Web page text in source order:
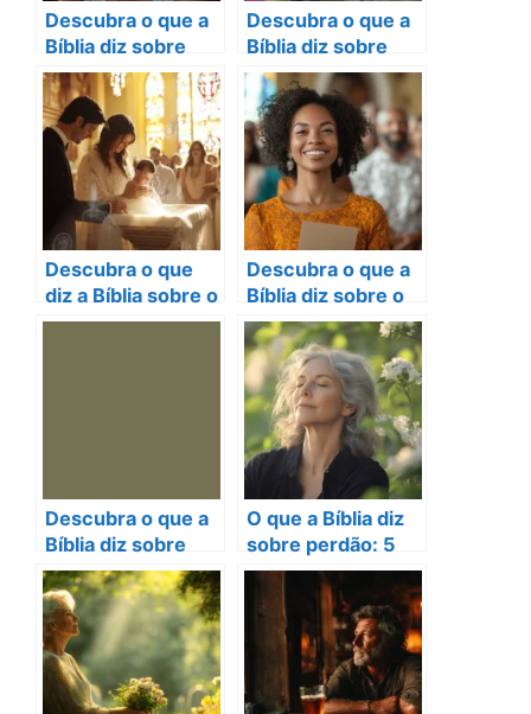
Descubra o que a
Bíblia diz sobre
signos e sua fé
cristã.
Descubra o que a
Bíblia diz sobre
cabelo feminino e
sua beleza
espiritual
Descubra o que
diz a Bíblia sobre o
batismo de bebês
Descubra o que a
Bíblia diz sobre o
dízimo e sua
importância
Descubra o que a
Bíblia diz sobre
padrinhos de
casamento e sua
importância
O que a Bíblia diz
sobre perdão: 5
lições para sua
vida